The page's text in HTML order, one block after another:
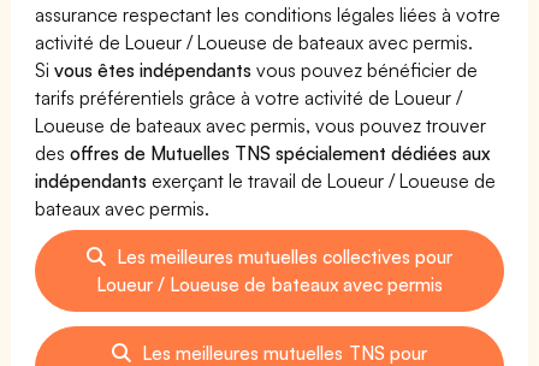
assurance respectant les conditions légales liées à votre
activité de Loueur / Loueuse de bateaux avec permis.
Sivous êtes indépendants vous pouvez bénéficier de
tarifs préférentiels grâce à votre activité de Loueur /
Loueuse de bateaux avec permis, vous pouvez trouver
desoffres de Mutuelles TNS spécialement dédiées aux
indépendants exerçant le travail de Loueur / Loueuse de
bateaux avec permis.
Les meilleures mutuelles collectives pour
Loueur / Loueuse de bateaux avec permis
Les meilleures mutuelles TNS pour